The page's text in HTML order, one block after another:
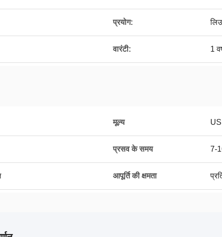
प्रयोग:
वारंटी: 1
मूल्य
प्रसव के समय 7-
आपूर्ति की क्षमता